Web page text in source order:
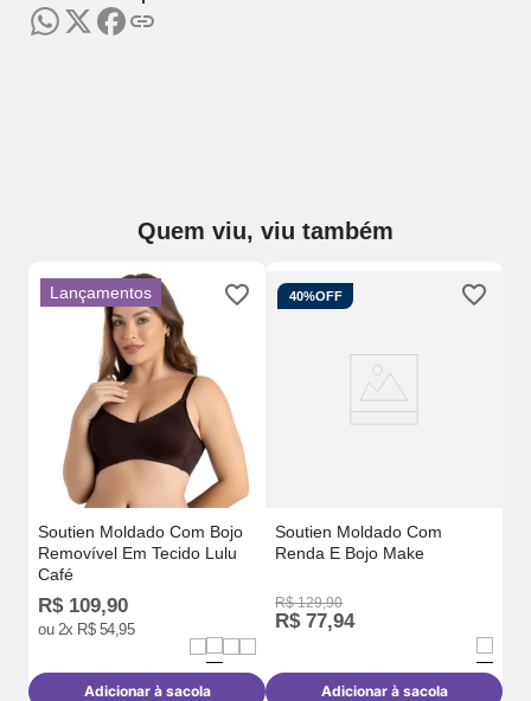
Quem viu, viu também
Lançamentos
Soutien Moldado Com Bojo
Removível Em Tecido Lulu
Café
R$ 109,90
ou 2x R$ 54,95
Adicionar à sacola
40%OFF
Soutien Moldado Com
Renda E Bojo Make
R$ 129,90
R$ 77,94
Adicionar à sacola